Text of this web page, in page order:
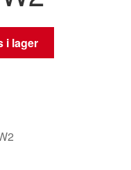
i lager